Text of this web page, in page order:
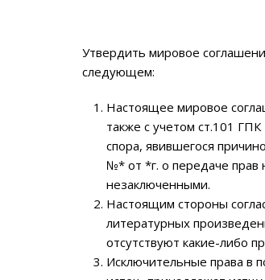
Утвердить мировое
следующем:
Настоящее мировое
также с учетом ст.101
спора, явившегося
№* от *г. о передаче прав
незаключенными.
Настоящим стороны
литературных
отсутствуют какие-либо
Исключительные права в